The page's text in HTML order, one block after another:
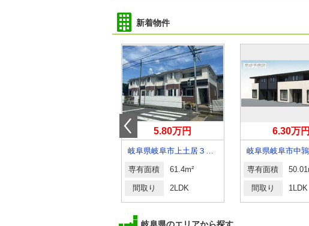
新着物件
5.80万円
岐阜県岐阜市上土居３丁目
専有面積 61.4m²
間取り 2LDK
6.30万円
岐阜県岐阜市中
専有面積
間取り 1LDK